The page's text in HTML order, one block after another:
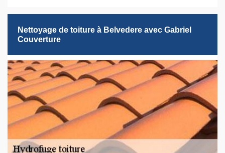
Nettoyage de toiture à Belvedere avec Gabriel
Couverture